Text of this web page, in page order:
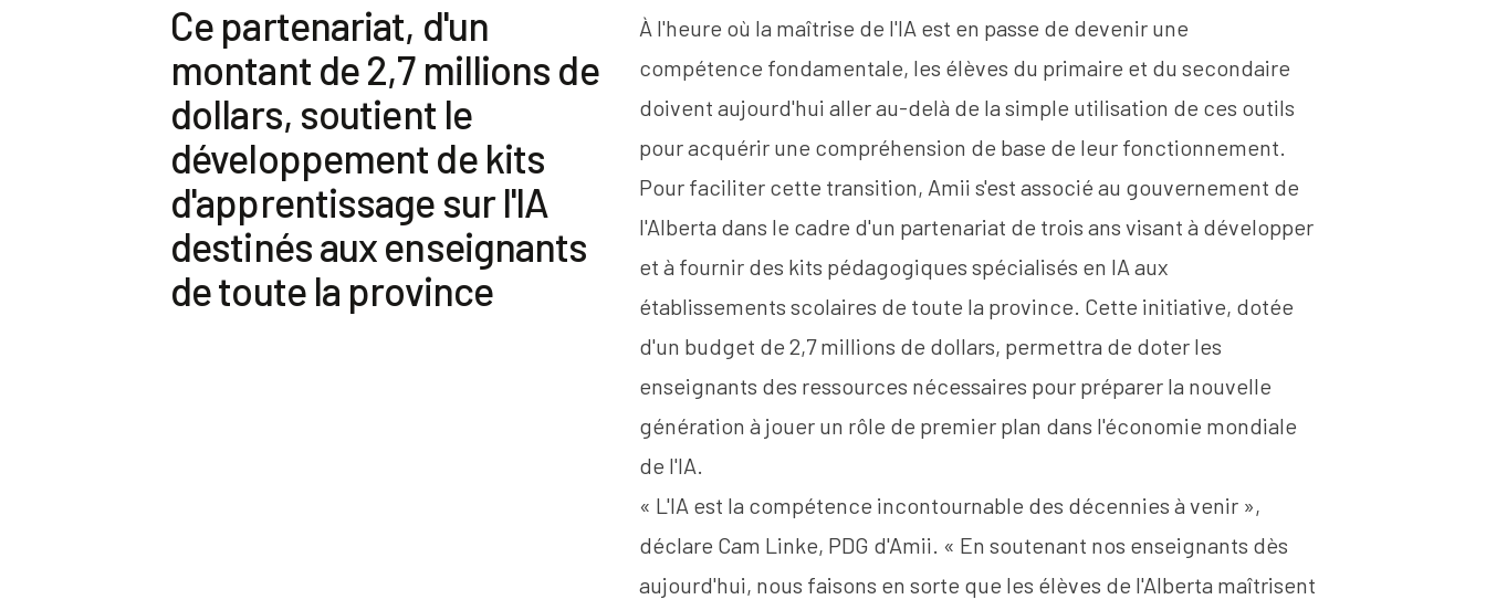
Ce partenariat, d'un
montant de 2,7 millions de
dollars, soutient le
développement de kits
d'apprentissage sur l'IA
destinés aux enseignants
de toute la province
À l'heure où la maîtrise de l'IA est en passe de devenir une
compétence fondamentale, les élèves du primaire et du secondaire
doivent aujourd'hui aller au-delà de la simple utilisation de ces outils
pour acquérir une compréhension de base de leur fonctionnement.
Pour faciliter cette transition, Amii s'est associé au gouvernement de
l'Alberta dans le cadre d'un partenariat de trois ans visant à développer
et à fournir des kits pédagogiques spécialisés en IA aux
établissements scolaires de toute la province. Cette initiative, dotée
d'un budget de 2,7 millions de dollars, permettra de doter les
enseignants des ressources nécessaires pour préparer la nouvelle
génération à jouer un rôle de premier plan dans l'économie mondiale
de l'IA.
« L'IA est la compétence incontournable des décennies à venir »,
déclare Cam Linke, PDG d'Amii. « En soutenant nos enseignants dès
aujourd'hui, nous faisons en sorte que les élèves de l'Alberta maîtrisent